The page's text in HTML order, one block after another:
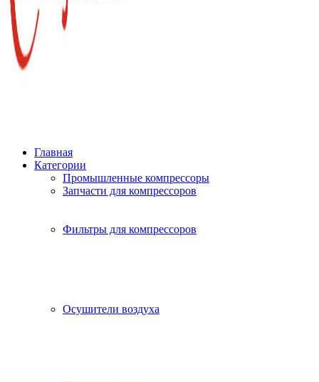
Главная
Категории
Промышленные компрессоры
Запчасти для компрессоров
Фильтры для компрессоров
Осушители воздуха